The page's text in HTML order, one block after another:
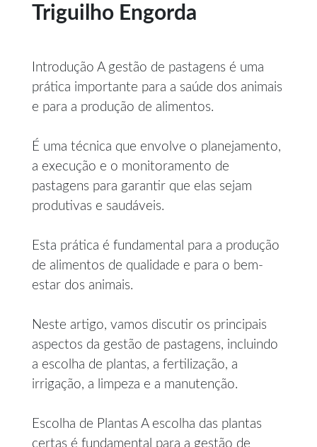
Triguilho Engorda
Introdução A gestão de pastagens é uma
prática importante para a saúde dos animais
e para a produção de alimentos.
É uma técnica que envolve o planejamento,
a execução e o monitoramento de
pastagens para garantir que elas sejam
produtivas e saudáveis.
Esta prática é fundamental para a produção
de alimentos de qualidade e para o bem-
estar dos animais.
Neste artigo, vamos discutir os principais
aspectos da gestão de pastagens, incluindo
a escolha de plantas, a fertilização, a
irrigação, a limpeza e a manutenção.
Escolha de Plantas A escolha das plantas
certas é fundamental para a gestão de